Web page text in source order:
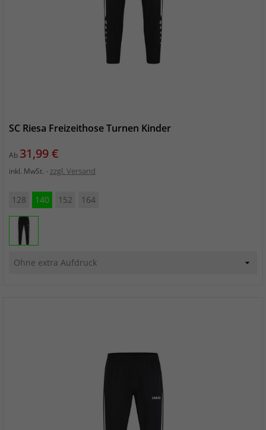
SC Riesa Freizeithose Turnen Kinder
Ab Preis
31,99 €
inkl. MwSt. zzgl. Versand
128 140 152 164